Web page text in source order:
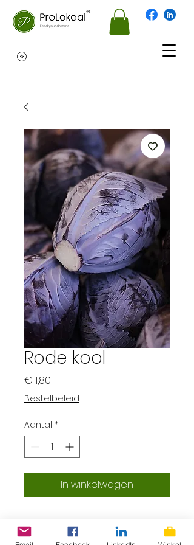
Rode kool
€ 1,80
Bestelbeleid
Aantal *
In winkelwagen